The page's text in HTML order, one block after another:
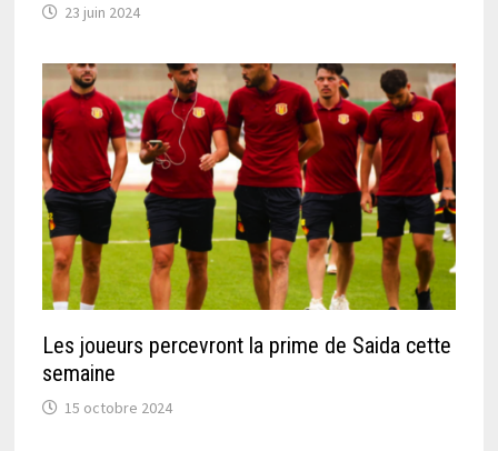
23 juin 2024
Les joueurs percevront la prime de Saida cette
semaine
15 octobre 2024